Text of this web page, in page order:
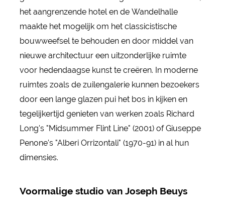
het aangrenzende hotel en de Wandelhalle
maakte het mogelijk om het classicistische
bouwweefsel te behouden en door middel van
nieuwe architectuur een uitzonderlijke ruimte
voor hedendaagse kunst te creëren. In moderne
ruimtes zoals de zuilengalerie kunnen bezoekers
door een lange glazen pui het bos in kijken en
tegelijkertijd genieten van werken zoals Richard
Long's "Midsummer Flint Line" (2001) of Giuseppe
Penone's "Alberi Orrizontali" (1970-91) in al hun
dimensies.
Voormalige studio van Joseph Beuys